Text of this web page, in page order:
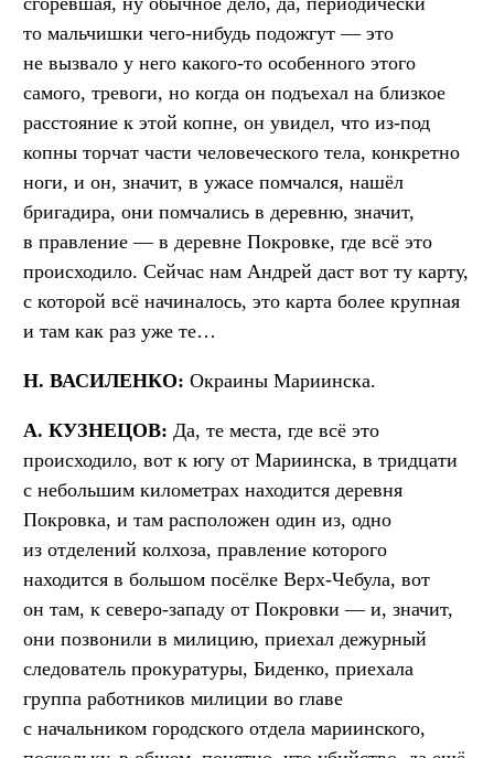
то мальчишки чего-нибудь подожгут — это
не вызвало у него какого-то особенного этого
самого, тревоги, но когда он подъехал на близкое
расстояние к этой копне, он увидел, что из-под
копны торчат части человеческого тела, конкретно
ноги, и он, значит, в ужасе помчался, нашёл
бригадира, они помчались в деревню, значит,
в правление — в деревне Покровке, где всё это
происходило. Сейчас нам Андрей даст вот ту карту,
с которой всё начиналось, это карта более крупная
и там как раз уже те…
Н. ВАСИЛЕНКО: Окраины Мариинска.
А. КУЗНЕЦОВ: Да, те места, где всё это
происходило, вот к югу от Мариинска, в тридцати
с небольшим километрах находится деревня
Покровка, и там расположен один из, одно
из отделений колхоза, правление которого
находится в большом посёлке Верх-Чебула, вот
он там, к северо-западу от Покровки — и, значит,
они позвонили в милицию, приехал дежурный
следователь прокуратуры, Биденко, приехала
группа работников милиции во главе
с начальником городского отдела мариинского,